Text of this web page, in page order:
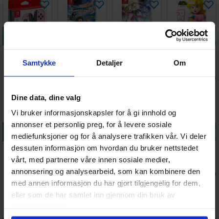
Samtykke Detaljer Om
Dine data, dine valg
Vi bruker informasjonskapsler for å gi innhold og
annonser et personlig preg, for å levere sosiale
mediefunksjoner og for å analysere trafikken vår. Vi deler
dessuten informasjon om hvordan du bruker nettstedet
vårt, med partnerne våre innen sosiale medier,
annonsering og analysearbeid, som kan kombinere den
med annen informasjon du har gjort tilgjengelig for dem,
eller som de har samlet inn gjennom din bruk av
Switch Joy-
Con Pastel
Ventes inn
Reimagined
Legg i handlekurven
Time Stranger
Legg i
Peach
Antall på
Legg i handlekurven
Nintendo
Switch Joy-
Con Charging
Grip
336,- Antall på
Legg i handlekurven
Zelda Breath
of the Wild
Switch
639,- Antall på
lager: 3
Legg i handlekurven
Dragon Quest
XI S Definitive
Ed Switch
475,- Antall på
lager:
Legg i
Mario Kart 8
Deluxe Switch
559,- Antall på